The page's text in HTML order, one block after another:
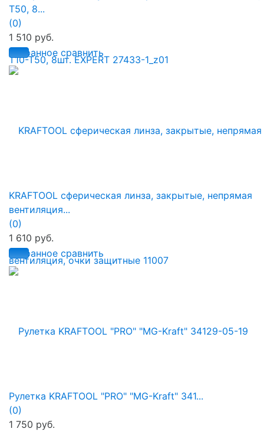
избранное сравнить
Т50, 8...
(0)
1 510 руб.
избранное сравнить
KRAFTOOL сферическая линза, закрытые, непрямая
вентиляция...
(0)
1 610 руб.
Рулетка KRAFTOOL "PRO" "MG-Kraft" 341...
(0)
1 750 руб.